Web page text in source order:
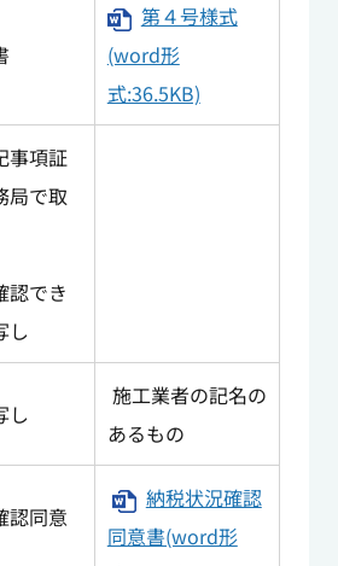
第４号様式
(word形
式:36.5KB)
事項証
局で取
認でき
し
し
施工業者の記名の
あるもの
認同意
納税状況確認
同意書(word形